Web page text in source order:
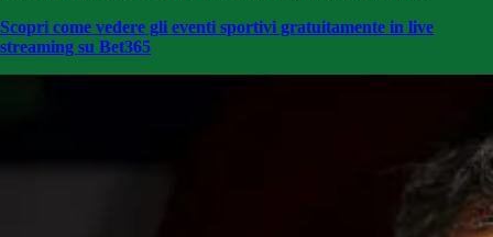
Scopri come vedere gli eventi sportivi gratuitamente in live
streaming su Bet365